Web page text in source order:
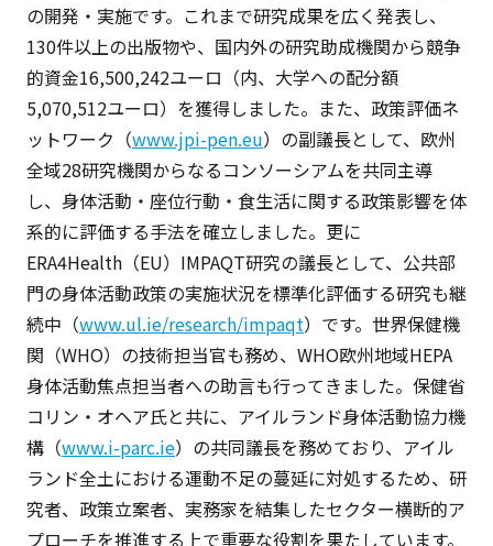
の開発・実施です。これまで研究成果を広く発表し、
130件以上の出版物や、国内外の研究助成機関から競争
的資金16,500,242ユーロ（内、大学への配分額
5,070,512ユーロ）を獲得しました。また、政策評価ネ
ットワーク（www.jpi-pen.eu）の副議長として、欧州
全域28研究機関からなるコンソーシアムを共同主導
し、身体活動・座位行動・食生活に関する政策影響を体
系的に評価する手法を確立しました。更に
ERA4Health（EU）IMPAQT研究の議長として、公共部
門の身体活動政策の実施状況を標準化評価する研究も継
続中（www.ul.ie/research/impaqt）です。世界保健機
関（WHO）の技術担当官も務め、WHO欧州地域HEPA
身体活動焦点担当者への助言も行ってきました。保健省
コリン・オヘア氏と共に、アイルランド身体活動協力機
構（www.i-parc.ie）の共同議長を務めており、アイル
ランド全土における運動不足の蔓延に対処するため、研
究者、政策立案者、実務家を結集したセクター横断的ア
プローチを推進する上で重要な役割を果たしています。